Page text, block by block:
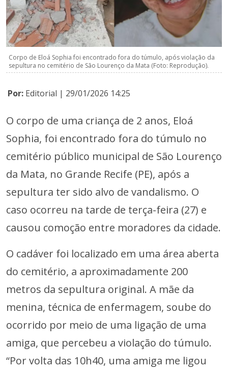
Corpo de Eloá Sophia foi encontrado fora do túmulo, após violação da
sepultura no cemitério de São Lourenço da Mata (Foto: Reprodução).
Por: Editorial | 29/01/2026 14:25
O corpo de uma criança de 2 anos, Eloá
Sophia, foi encontrado fora do túmulo no
cemitério público municipal de São Lourenço
da Mata, no Grande Recife (PE), após a
sepultura ter sido alvo de vandalismo. O
caso ocorreu na tarde de terça-feira (27) e
causou comoção entre moradores da cidade.
O cadáver foi localizado em uma área aberta
do cemitério, a aproximadamente 200
metros da sepultura original. A mãe da
menina, técnica de enfermagem, soube do
ocorrido por meio de uma ligação de uma
amiga, que percebeu a violação do túmulo.
“Por volta das 10h40, uma amiga me ligou